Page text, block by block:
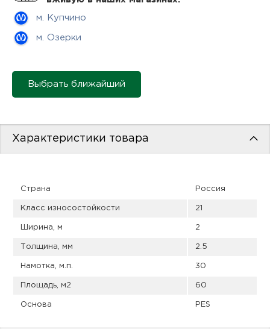
м. Купчино
м. Озерки
Выбрать ближайший
Характеристики товара
Страна Россия
Класс износостойкости 21
Ширина, м 2
Толщина, мм 2.5
Намотка, м.п. 30
Площадь, м2 60
Основа PES